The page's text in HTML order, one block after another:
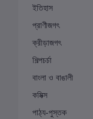
ইতিহাস
প্রাণীজগৎ
ক্রীড়াজগৎ
শিল্পচর্চা
বাংলা ও বাঙালী
কমিক্স
পাঠ্য-পুস্তক